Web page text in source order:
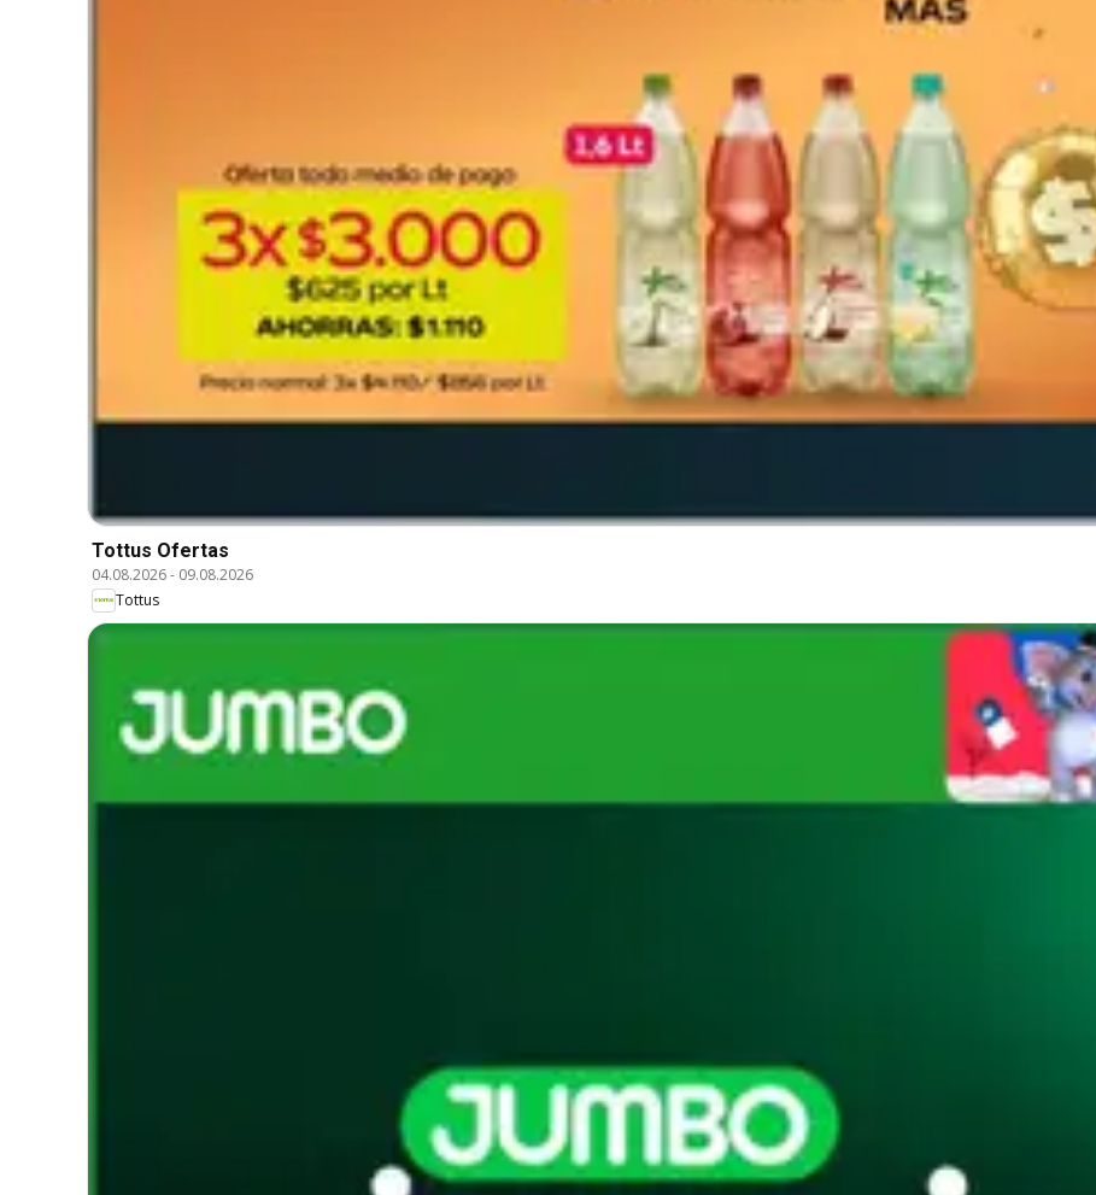
Tottus Ofertas
04.08.2026- 09.08.2026
Tottus